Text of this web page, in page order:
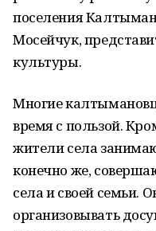
поселения
Мосейчук,
культуры.
Многие
время с пользой.
жители села
конечно же,
села и своей семьи.
организовывать